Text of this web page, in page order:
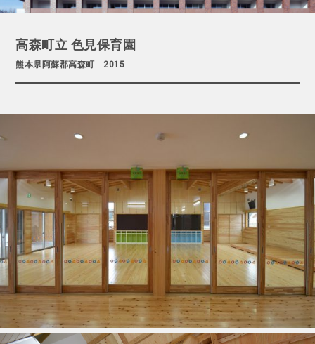
高森町立 色見保育園
熊本県阿蘇郡高森町 2015